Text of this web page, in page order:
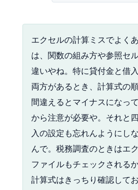
エクセルの計算ミスでよく
は、関数の組み方や参照セ
違いやね。特に貸付金と借
両方があるとき、計算式の
間違えるとマイナスになっ
から注意が必要や。それと
入の設定も忘れんようにし
んで。税務調査のときはエ
ファイルもチェックされるか
計算式はきっちり確認して